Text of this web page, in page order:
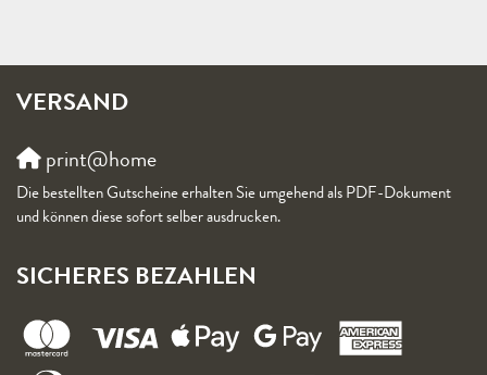
VERSAND
print@home
Die bestellten Gutscheine erhalten Sie umgehend als PDF-Dokument
und können diese sofort selber ausdrucken.
SICHERES BEZAHLEN